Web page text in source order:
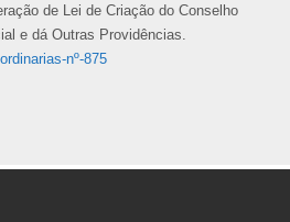
de Lei de Criação do Conselho
e dá Outras Providências.
nº-875